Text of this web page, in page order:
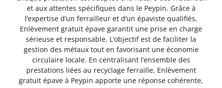
et aux attentes spécifiques dans le Peypin. Grâce à
l’expertise d’un ferrailleur et d’un épaviste qualifiés,
Enlèvement gratuit épave garantit une prise en charge
sérieuse et responsable. L’objectif est de faciliter la
gestion des métaux tout en favorisant une économie
circulaire locale. En centralisant l’ensemble des
prestations liées au recyclage ferraille, Enlèvement
gratuit épave à Peypin apporte une réponse cohérente,